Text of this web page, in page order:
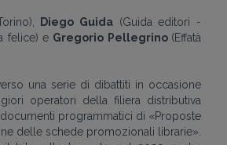
Diego Guida(Guida editori -
felice) e Gregorio Pellegrino (Effatà
una serie di dibattiti in occasione
operatori della filiera distributiva
documenti programmatici di «Proposte
delle schede promozionali librarie».